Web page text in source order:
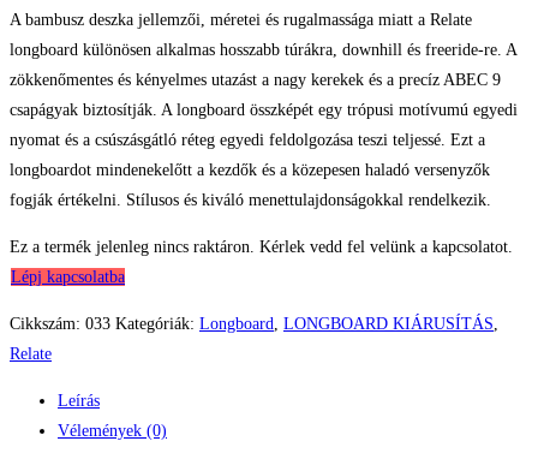
was:
28.999 Ft.
is:
9.999 Ft.
A bambusz deszka jellemzői, méretei és rugalmassága miatt a Relate
longboard különösen alkalmas hosszabb túrákra, downhill és freeride-re. A
zökkenőmentes és kényelmes utazást a nagy kerekek és a precíz ABEC 9
csapágyak biztosítják. A longboard összképét egy trópusi motívumú egyedi
nyomat és a csúszásgátló réteg egyedi feldolgozása teszi teljessé. Ezt a
longboardot mindenekelőtt a kezdők és a közepesen haladó versenyzők
fogják értékelni. Stílusos és kiváló menettulajdonságokkal rendelkezik.
Ez a termék jelenleg nincs raktáron. Kérlek vedd fel velünk a kapcsolatot.
Lépj kapcsolatba
Cikkszám: 033 Kategóriák: Longboard, LONGBOARD KIÁRUSÍTÁS,
Relate
Leírás
Vélemények (0)